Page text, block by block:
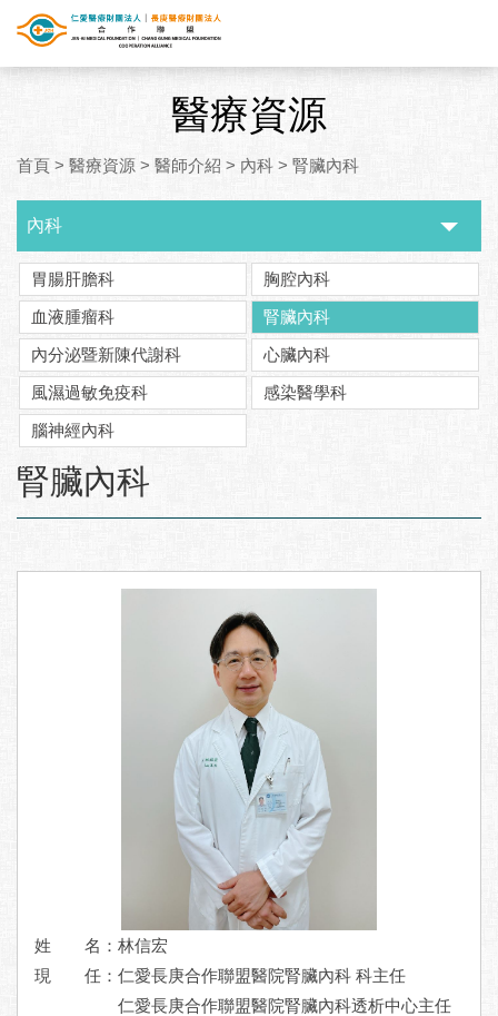
醫療資源
首頁 > 醫療資源 > 醫師介紹 > 內科 > 腎臟內科
內科
胃腸肝膽科
胸腔內科
血液腫瘤科
腎臟內科
內分泌暨新陳代謝科
心臟內科
風濕過敏免疫科
感染醫學科
腦神經內科
:::
腎臟內科
姓 名：林信宏
現 任： 仁愛長庚合作聯盟醫院腎臟內科 科主任
仁愛長庚合作聯盟醫院腎臟內科透析中心主任